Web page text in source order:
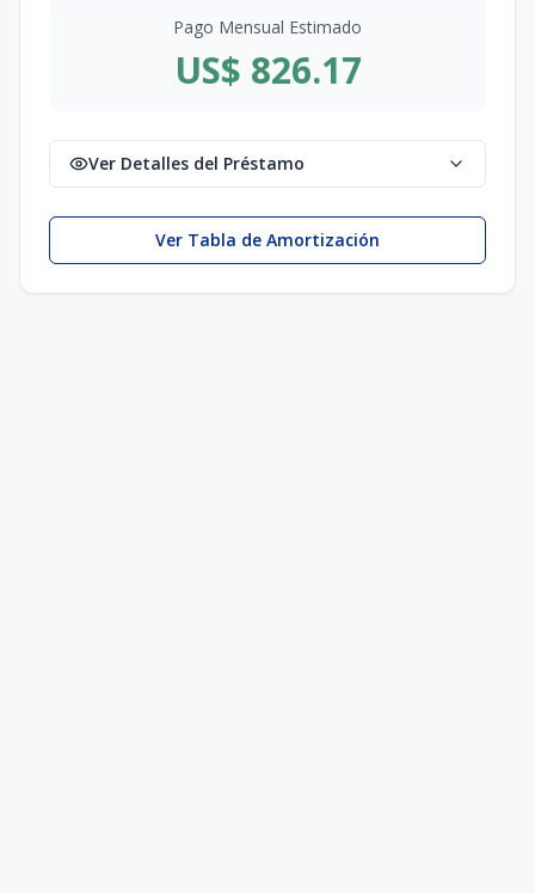
Pago Mensual Estimado
US$ 826.17
Ver Detalles del Préstamo
Ver Tabla de Amortización